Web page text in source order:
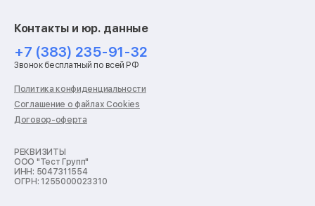
Ремонт роботов-пылесосов
Ремонт холодильников
Ремонт стиральных машин
Ремонт пылесосов
Ремонт варочных панелей
Ремонт духовых шкафов
Ремонт кондиционеров
Ремонт кухонных комбайнов
Ремонт морозильных камер
Ремонт отпаривателей
Ремонт плоттеров
Контакты и юр. данные
+7 (383) 235-91-32
Звонок бесплатный по всей РФ
Политика конфиденциальности
Соглашение о файлах Cookies
Договор-оферта
РЕКВИЗИТЫ
ООО "Тест Групп"
ИНН: 5047311554
ОГРН: 1255000023310